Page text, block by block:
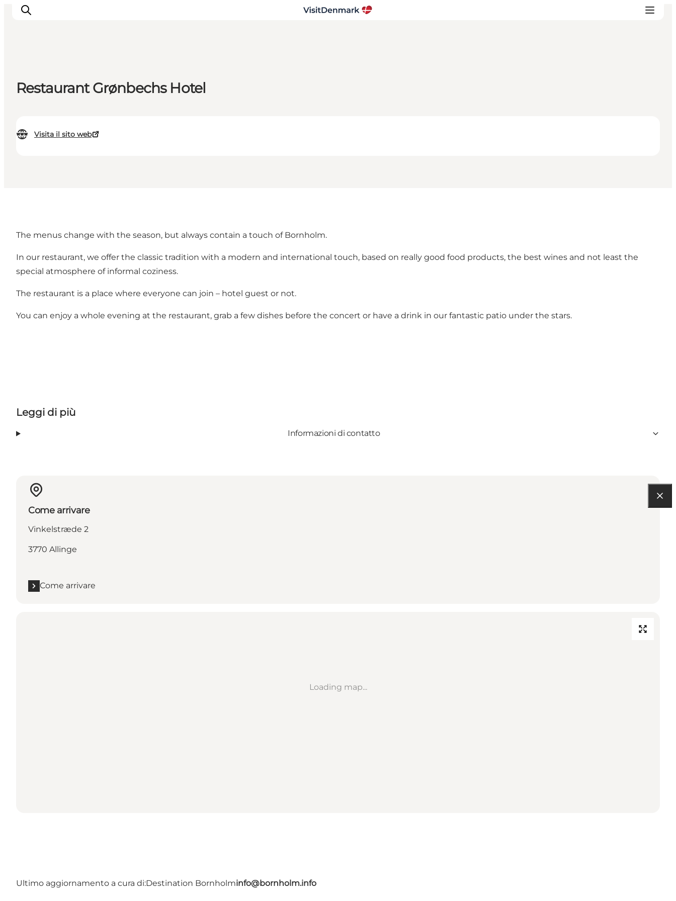
Ispirazioni
Dove dormire
Pianifica il viaggio
Restaurant Grønbechs Hotel
Visita il sito web
The menus change with the season, but always contain a touch of Bornholm.
In our restaurant, we offer the classic tradition with a modern and international touch, based on really good food products, the best wines and not least the
special atmosphere of informal coziness.
The restaurant is a place where everyone can join – hotel guest or not.
You can enjoy a whole evening at the restaurant, grab a few dishes before the concert or have a drink in our fantastic patio under the stars.
Leggi di più
Informazioni di contatto
Come arrivare
Vinkelstræde 2
3770 Allinge
Come arrivare
Loading map...
Ultimo aggiornamento a cura di:Destination Bornholminfo@bornholm.info